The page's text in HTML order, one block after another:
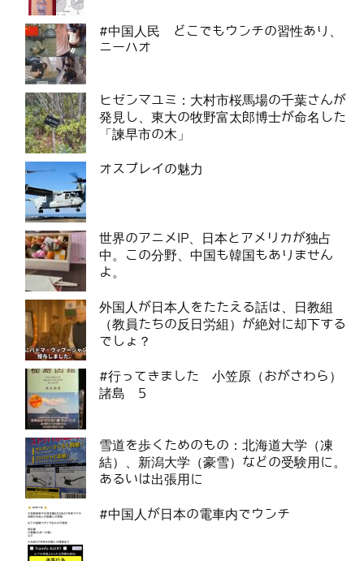
#中国人民 どこでもウンチの習性あり、
ニーハオ
ヒゼンマユミ：大村市桜馬場の千葉さんが
発見し、東大の牧野富太郎博士が命名した
「諫早市の木」
オスプレイの魅力
世界のアニメIP、日本とアメリカが独占
中。この分野、中国も韓国もありません
よ。
外国人が日本人をたたえる話は、日教組
（教員たちの反日労組）が絶対に却下する
でしょ？
#行ってきました 小笠原（おがさわら）
諸島 5
雪道を歩くためのもの：北海道大学（凍
結）、新潟大学（豪雪）などの受験用に。
あるいは出張用に
#中国人が日本の電車内でウンチ